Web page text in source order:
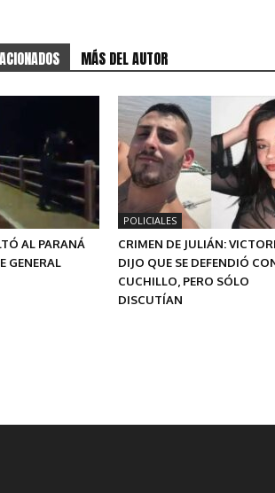
MÁS DEL AUTOR
AL PARANÁ
GENERAL
POLICIALES
CRIMEN DE JULIÁN:
DIJO QUE SE DEFENDIÓ
CUCHILLO, PERO SÓLO
DISCUTÍAN